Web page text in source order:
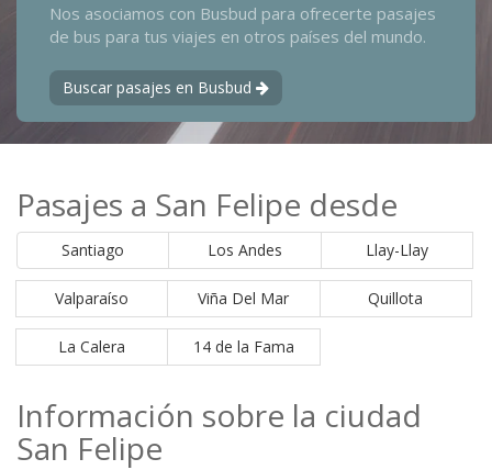
Nos asociamos con Busbud para ofrecerte pasajes
de bus para tus viajes en otros países del mundo.
Buscar pasajes en Busbud
Pasajes a San Felipe desde
Santiago Los Andes Llay-Llay
Valparaíso Viña Del Mar Quillota
La Calera 14 de la Fama
Información sobre la ciudad
San Felipe